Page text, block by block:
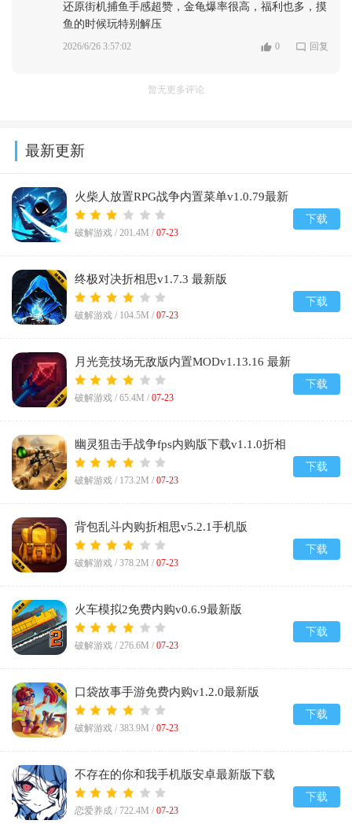
还原街机捕鱼手感超赞，金龟爆率很高，福利也多，摸
鱼的时候玩特别解压
2026/6/26 3:57:02 0 回复
暂无更多评论
最新更新
火柴人放置RPG战争内置菜单v1.0.79最新
版
破解游戏 / 201.4M / 07-23
下载
终极对决折相思v1.7.3 最新版
破解游戏 / 104.5M / 07-23
下载
月光竞技场无敌版内置MODv1.13.16 最新
版
破解游戏 / 65.4M / 07-23
下载
幽灵狙击手战争fps内购版下载v1.1.0折相
思
破解游戏 / 173.2M / 07-23
下载
背包乱斗内购折相思v5.2.1手机版
破解游戏 / 378.2M / 07-23
下载
火车模拟2免费内购v0.6.9最新版
破解游戏 / 276.6M / 07-23
下载
口袋故事手游免费内购v1.2.0最新版
破解游戏 / 383.9M / 07-23
下载
不存在的你和我手机版安卓最新版下载
v1.2.4官方版
恋爱养成 / 722.4M / 07-23
下载